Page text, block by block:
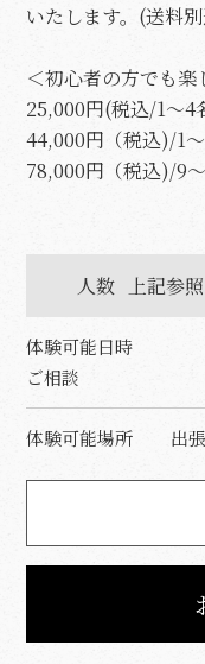
いたします。(送料
＜初心者の方でも
25,000円(税込/1〜4
44,000円（税込)/1〜
78,000円（税込)/9
人数 上記参照
体験可能日時
ご相談
体験可能場所 出